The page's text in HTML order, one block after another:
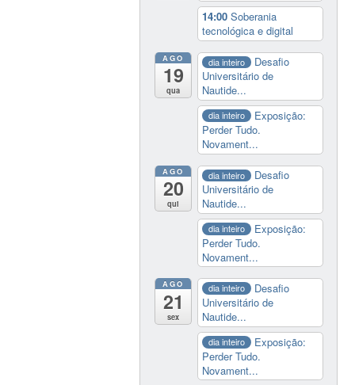
14:00Soberania
tecnológica e digital
AGO
19
qua
dia inteiro
Desafio
Universitário de
Nautide...
dia inteiro
Exposição:
Perder Tudo.
Novament...
AGO
20
qui
dia inteiro
Desafio
Universitário de
Nautide...
dia inteiro
Exposição:
Perder Tudo.
Novament...
AGO
21
sex
dia inteiro
Desafio
Universitário de
Nautide...
dia inteiro
Exposição:
Perder Tudo.
Novament...